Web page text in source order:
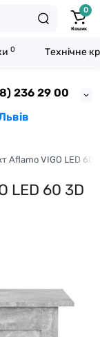
236 29 00
0
Кошик
Aflamo VIGO LED 60
LED 60 3D
0 Технічне